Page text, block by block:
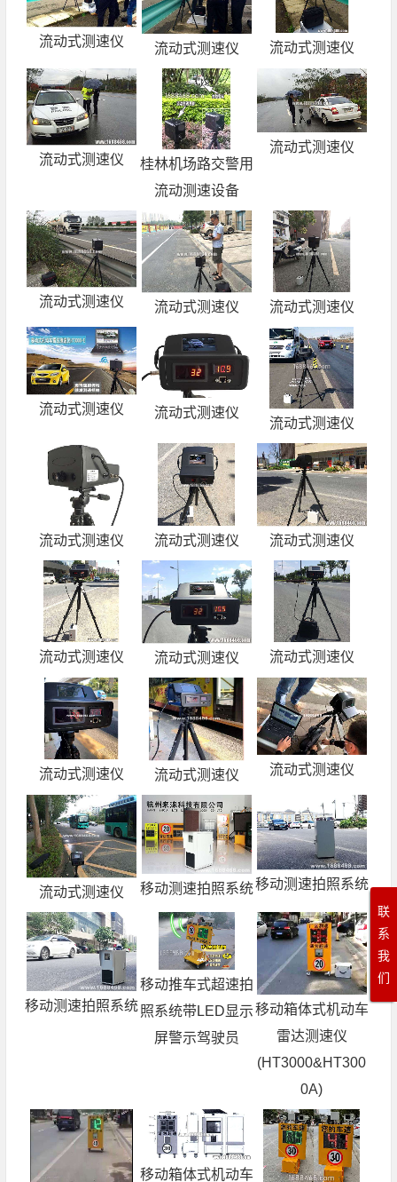
流动式测速仪 流动式测速仪 流动式测速仪
流动式测速仪
桂林机场路交警用
流动测速设备
流动式测速仪
流动式测速仪 流动式测速仪 流动式测速仪
流动式测速仪 流动式测速仪
流动式测速仪
流动式测速仪 流动式测速仪 流动式测速仪
流动式测速仪 流动式测速仪 流动式测速仪
流动式测速仪 流动式测速仪 流动式测速仪
流动式测速仪 移动测速拍照系统移动测速拍照系统
移动测速拍照系统
移动推车式超速拍
照系统带LED显示
屏警示驾驶员
移动箱体式机动车
雷达测速仪
(HT3000&HT300
0A)
移动箱体式机动车
联
系
我
们